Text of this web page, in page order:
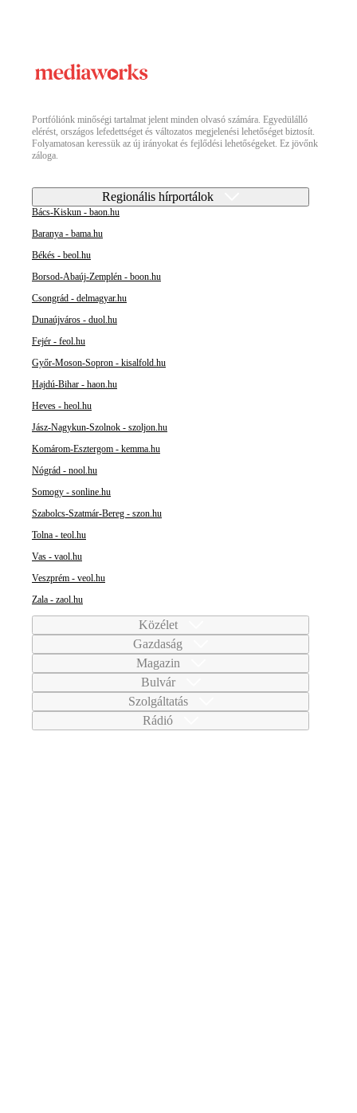
Portfóliónk minőségi tartalmat jelent minden olvasó számára. Egyedülálló
elérést, országos lefedettséget és változatos megjelenési lehetőséget biztosít.
Folyamatosan keressük az új irányokat és fejlődési lehetőségeket. Ez jövőnk
záloga.
Regionális hírportálok
Bács-Kiskun - baon.hu
Baranya - bama.hu
Békés - beol.hu
Borsod-Abaúj-Zemplén - boon.hu
Csongrád - delmagyar.hu
Dunaújváros - duol.hu
Fejér - feol.hu
Győr-Moson-Sopron - kisalfold.hu
Hajdú-Bihar - haon.hu
Heves - heol.hu
Jász-Nagykun-Szolnok - szoljon.hu
Komárom-Esztergom - kemma.hu
Nógrád - nool.hu
Somogy - sonline.hu
Szabolcs-Szatmár-Bereg - szon.hu
Tolna - teol.hu
Vas - vaol.hu
Veszprém - veol.hu
Zala - zaol.hu
Közélet
Gazdaság
Magazin
Bulvár
Szolgáltatás
Rádió